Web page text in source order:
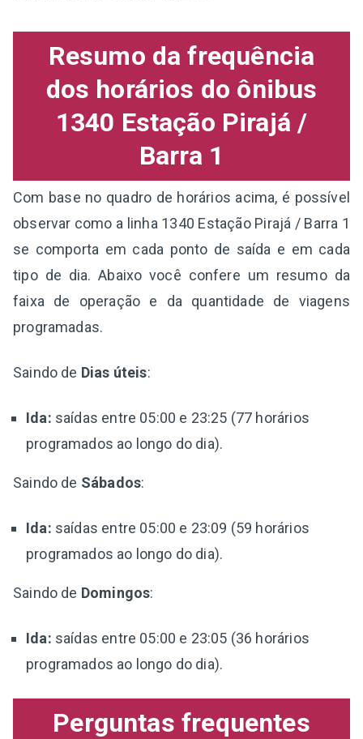
Resumo da frequência
dos horários do ônibus
1340 Estação Pirajá /
Barra 1
Com base no quadro de horários acima, é possível
observar como a linha 1340 Estação Pirajá / Barra 1
se comporta em cada ponto de saída e em cada
tipo de dia. Abaixo você confere um resumo da
faixa de operação e da quantidade de viagens
programadas.
Saindo de Dias úteis:
Ida: saídas entre 05:00 e 23:25 (77 horários
programados ao longo do dia).
Saindo de Sábados:
Ida: saídas entre 05:00 e 23:09 (59 horários
programados ao longo do dia).
Saindo de Domingos:
Ida: saídas entre 05:00 e 23:05 (36 horários
programados ao longo do dia).
Perguntas frequentes